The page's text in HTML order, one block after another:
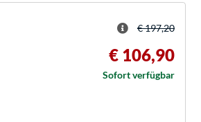
€ 197,20
€ 106,90
Sofort verfügbar